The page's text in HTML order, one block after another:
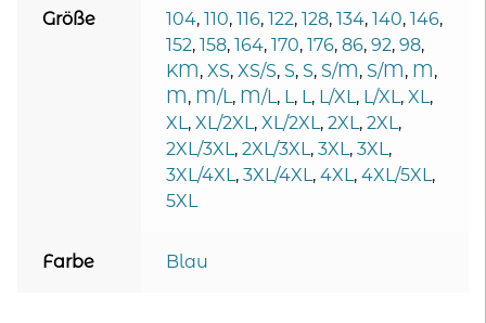
Größe 104, 110, 116, 122, 128, 134, 140, 146,
152, 158, 164, 170, 176, 86, 92, 98,
KM, XS, XS/S, S, S, S/M, S/M, M,
M, M/L, M/L, L, L, L/XL, L/XL, XL,
XL, XL/2XL, XL/2XL, 2XL, 2XL,
2XL/3XL, 2XL/3XL, 3XL, 3XL,
3XL/4XL, 3XL/4XL, 4XL, 4XL/5XL,
5XL
Farbe Blau